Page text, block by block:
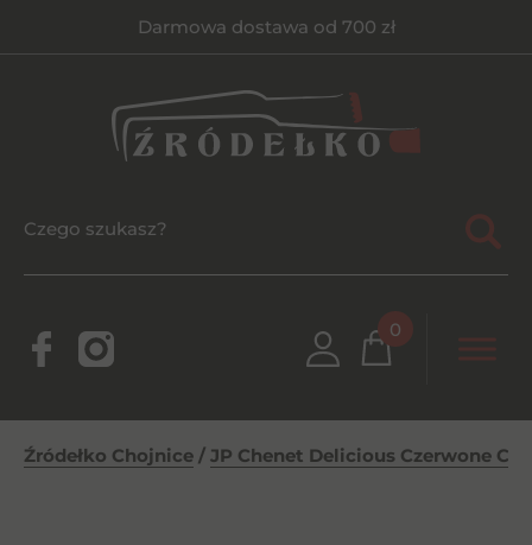
Darmowa dostawa od 700 zł
0
Źródełko Chojnice / JP Chenet Delicious Czerwone